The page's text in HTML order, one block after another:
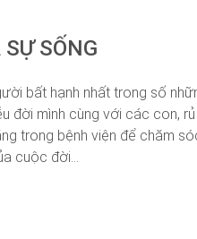
SỐNG
bất hạnh nhất trong số
đời mình cùng với các con,
trong bệnh viện để chăm
cuộc đời...